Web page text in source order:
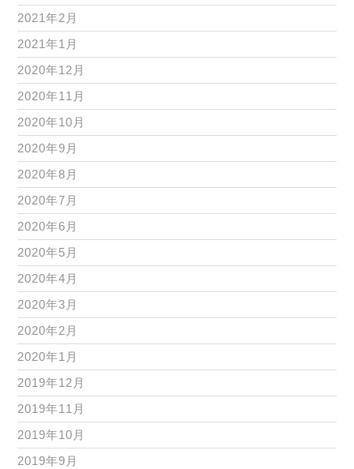
2021年2月
2021年1月
2020年12月
2020年11月
2020年10月
2020年9月
2020年8月
2020年7月
2020年6月
2020年5月
2020年4月
2020年3月
2020年2月
2020年1月
2019年12月
2019年11月
2019年10月
2019年9月